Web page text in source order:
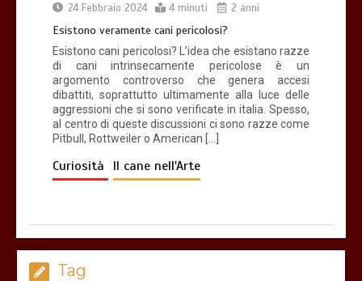
24 Febbraio 2024
4 minuti 2 anni
Esistono veramente cani pericolosi?
Esistono cani pericolosi? L’idea che esistano razze
di cani intrinsecamente pericolose è un
argomento controverso che genera accesi
dibattiti, soprattutto ultimamente alla luce delle
aggressioni che si sono verificate in italia. Spesso,
al centro di queste discussioni ci sono razze come
Pitbull, Rottweiler o American […]
Curiosità Il cane nell'Arte
Tag